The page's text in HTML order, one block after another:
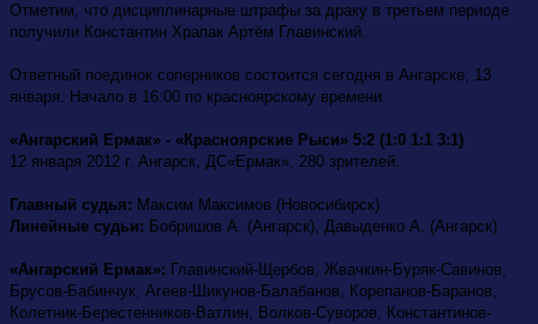
Отметим, что дисциплинарные штрафы за драку в третьем периоде
получили Константин Храпак Артём Главинский.
Ответный поединок соперников состоится сегодня в Ангарске, 13
января. Начало в 16:00 по красноярскому времени.
«Ангарский Ермак» - «Красноярские Рыси» 5:2 (1:0 1:1 3:1)
12 января 2012 г. Ангарск, ДС«Ермак», 280 зрителей.
Главный судья: Максим Максимов (Новосибирск)
Линейные судьи: Бобришов А. (Ангарск), Давыденко А. (Ангарск)
«Ангарский Ермак»: Главинский-Щербов, Жвачкин-Буряк-Савинов,
Брусов-Бабинчук, Агеев-Шикунов-Балабанов, Корепанов-Баранов,
Колетник-Берестенников-Ватлин, Волков-Суворов, Константинов-